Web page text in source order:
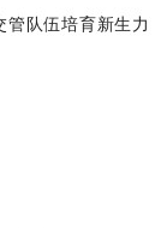
队伍培育新生力